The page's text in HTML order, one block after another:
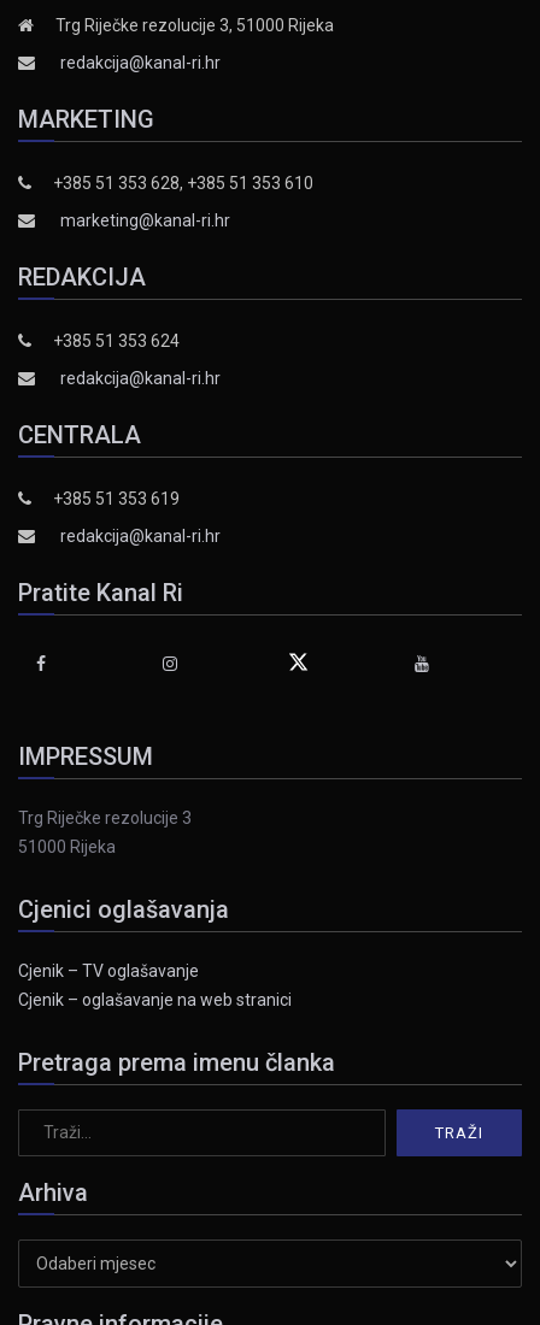
Trg Riječke rezolucije 3, 51000 Rijeka
redakcija@kanal-ri.hr
MARKETING
+385 51 353 628, +385 51 353 610
marketing@kanal-ri.hr
REDAKCIJA
+385 51 353 624
redakcija@kanal-ri.hr
CENTRALA
+385 51 353 619
redakcija@kanal-ri.hr
Pratite Kanal Ri
IMPRESSUM
Trg Riječke rezolucije 3
51000 Rijeka
Cjenici oglašavanja
Cjenik – TV oglašavanje
Cjenik – oglašavanje na web stranici
Pretraga prema imenu članka
Arhiva